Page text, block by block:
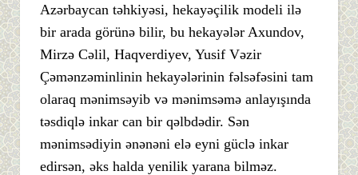
Azərbaycan təhkiyəsi, hekayəçilik modeli ilə
bir arada görünə bilir, bu hekayələr Axundov,
Mirzə Cəlil, Haqverdiyev, Yusif Vəzir
Çəmənzəminlinin hekayələrinin fəlsəfəsini tam
olaraq mənimsəyib və mənimsəmə anlayışında
təsdiqlə inkar can bir qəlbdədir. Sən
mənimsədiyin ənənəni elə eyni güclə inkar
edirsən, əks halda yenilik yarana bilməz.